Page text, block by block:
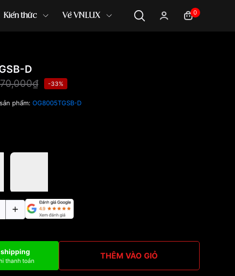
Kiến thức Về VNLUX 0
D
-33%
phẩm: OG8005TGSB-D
shipping
thanh toán THÊM VÀO GIỎ